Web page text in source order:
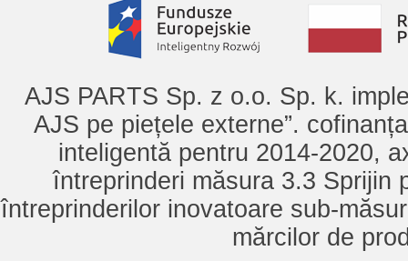
AJS PARTS Sp. z o.o. Sp. k.
AJS pe piețele externe”.
inteligentă pentru 2014-2020,
întreprinderi măsura 3.3 Sprijin
întreprinderilor inovatoare sub-
mărcilor de